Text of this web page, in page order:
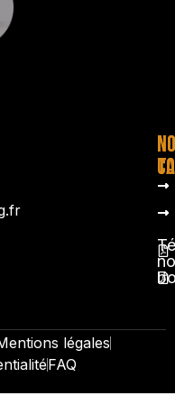
légales
FAQ